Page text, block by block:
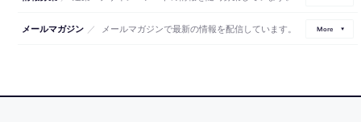
メールマガジン ／ メールマガジンで最新の情報を配信しています。 More